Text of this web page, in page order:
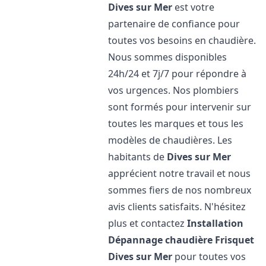
Dives sur Mer est votre
partenaire de confiance pour
toutes vos besoins en chaudière.
Nous sommes disponibles
24h/24 et 7j/7 pour répondre à
vos urgences. Nos plombiers
sont formés pour intervenir sur
toutes les marques et tous les
modèles de chaudières. Les
habitants de Dives sur Mer
apprécient notre travail et nous
sommes fiers de nos nombreux
avis clients satisfaits. N'hésitez
plus et contactezInstallation
Dépannage chaudière Frisquet
Dives sur Mer pour toutes vos